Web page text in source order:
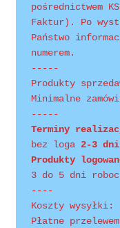
pośrednictwem
Faktur). Po
Państwo
numerem.
-----
Produkty
Minimalne
-----
Terminy
bez loga 2-3 dni
Produkty
3 do 5 dni
----
Koszty wysyłki:
Płatne